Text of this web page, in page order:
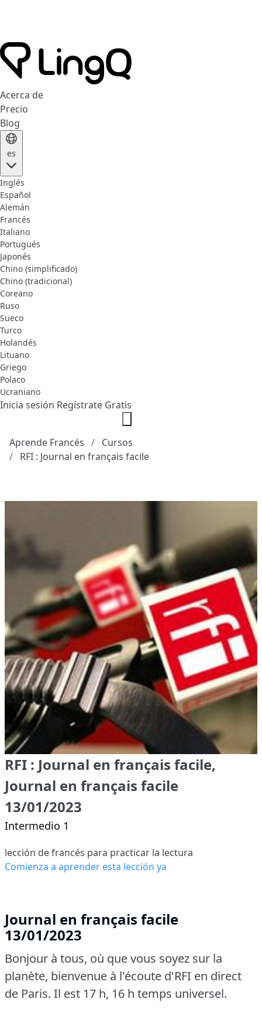
Acerca de
Precio
Blog
es
Inglés
Español
Alemán
Francés
Italiano
Portugués
Japonés
Chino (simplificado)
Chino (tradicional)
Coreano
Ruso
Sueco
Turco
Holandés
Lituano
Griego
Polaco
Ucraniano
Inicia sesión Regístrate Gratis
Aprende Francés
Cursos
RFI : Journal en français facile
RFI : Journal en français facile,
Journal en français facile
13/01/2023
Intermedio 1
lección de francés para practicar la lectura
Comienza a aprender esta lección ya
Journal en français facile
13/01/2023
Bonjour à tous, où que vous soyez sur la
planète, bienvenue à l'écoute d'RFI en direct
de Paris. Il est 17 h, 16 h temps universel.